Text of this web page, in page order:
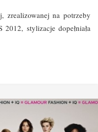
zrealizowanej na potrzeby
stylizacje dopełniała